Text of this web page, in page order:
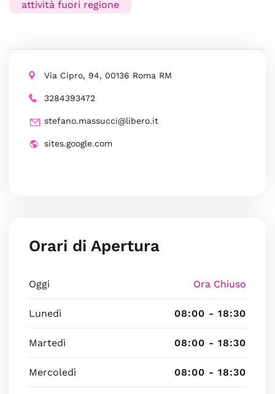
attività fuori regione
Via Cipro, 94, 00136 Roma RM
3284393472
stefano.massucci@libero.it
sites.google.com
Orari di Apertura
Oggi Ora Chiuso
Lunedì 08:00 - 18:30
Martedì 08:00 - 18:30
Mercoledì 08:00 - 18:30